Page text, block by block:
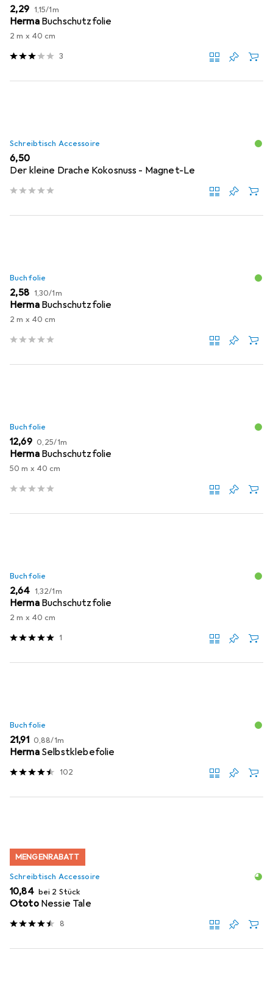
EUR
2,29 EUR
1,15/1m
Herma Buchschutzfolie
2 m x 40 cm
3
Schreibtisch Accessoire
EUR
6,50
Der kleine Drache Kokosnuss - Magnet-Le
Buchfolie
EUR
2,58 EUR
1,30/1m
Herma Buchschutzfolie
2 m x 40 cm
Buchfolie
EUR
12,69 EUR
0,25/1m
Herma Buchschutzfolie
50 m x 40 cm
Buchfolie
EUR
2,64 EUR
1,32/1m
Herma Buchschutzfolie
2 m x 40 cm
1
Buchfolie
EUR
21,91 EUR
0,88/1m
Herma Selbstklebefolie
102
MENGENRABATT
Schreibtisch Accessoire
EUR
10,84 bei 2 Stück
Ototo Nessie Tale
8